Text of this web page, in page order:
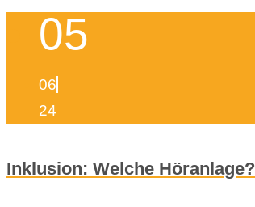
05
06
24
Inklusion: Welche Höranlage?